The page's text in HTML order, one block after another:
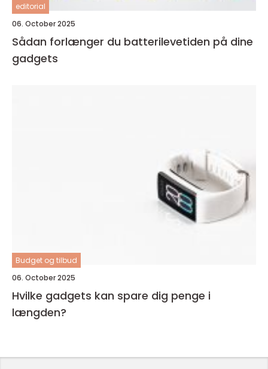
editorial
06. October 2025
Sådan forlænger du batterilevetiden på dine
gadgets
Budget og tilbud
06. October 2025
Hvilke gadgets kan spare dig penge i
længden?